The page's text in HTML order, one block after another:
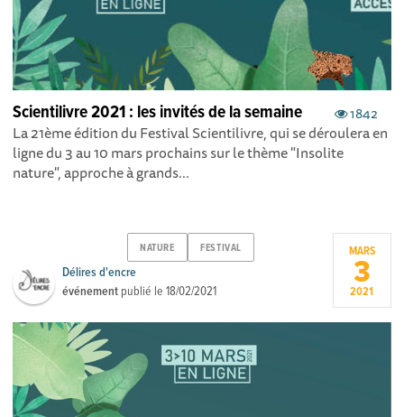
1842
Scientilivre 2021 : les invités de la semaine
La 21ème édition du Festival Scientilivre, qui se déroulera en
ligne du 3 au 10 mars prochains sur le thème "Insolite
nature", approche à grands...
NATURE FESTIVAL
Délires d'encre
événement publié le18/02/2021
MARS
3
2021